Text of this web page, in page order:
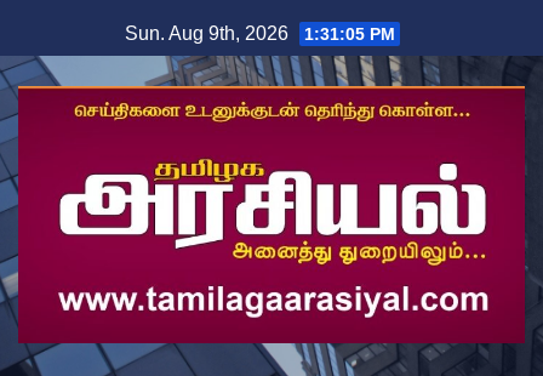
to
content
Sun. Aug 9th, 2026 1:31:05 PM